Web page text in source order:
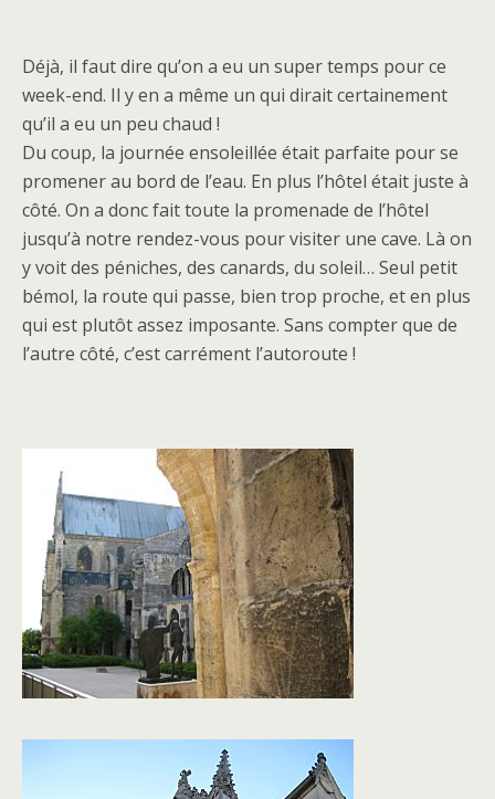
Déjà, il faut dire qu’on a eu un super temps pour ce
week-end. Il y en a même un qui dirait certainement
qu’il a eu un peu chaud !
Du coup, la journée ensoleillée était parfaite pour se
promener au bord de l’eau. En plus l’hôtel était juste à
côté. On a donc fait toute la promenade de l’hôtel
jusqu’à notre rendez-vous pour visiter une cave. Là on
y voit des péniches, des canards, du soleil… Seul petit
bémol, la route qui passe, bien trop proche, et en plus
qui est plutôt assez imposante. Sans compter que de
l’autre côté, c’est carrément l’autoroute !